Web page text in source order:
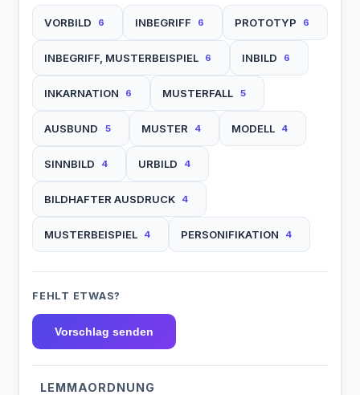
VORBILD 6 INBEGRIFF 6 PROTOTYP 6
INBEGRIFF, MUSTERBEISPIEL 6 INBILD 6
INKARNATION 6 MUSTERFALL 5
AUSBUND 5 MUSTER 4 MODELL 4
SINNBILD 4 URBILD 4
BILDHAFTER AUSDRUCK 4
MUSTERBEISPIEL 4 PERSONIFIKATION 4
FEHLT ETWAS?
Vorschlag senden
LEMMAORDNUNG